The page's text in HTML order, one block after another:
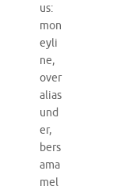
us:
mon
eyli
ne,
over
alias
und
er,
bers
ama
mel